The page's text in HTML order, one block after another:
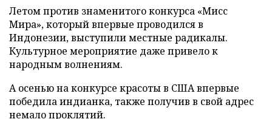
Летом против знаменитого конкурса «Мисс
Мира», который впервые проводился в
Индонезии, выступили местные радикалы.
Культурное мероприятие даже привело к
народным волнениям.
А осенью на конкурсе красоты в США впервые
победила индианка, также получив в свой адрес
немало проклятий.